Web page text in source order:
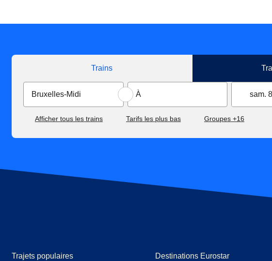
Trains
sam.
Afficher tous les trains Tarifs les plus bas Groupes +16
Trajets populaires Destinations Eurostar